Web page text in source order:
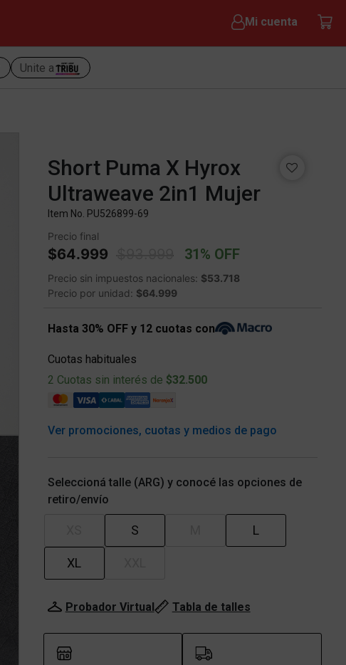
Mi cuenta
Unite a
Short Puma X Hyrox
Ultraweave 2in1 Mujer
Item No. PU526899-69
Precio final
$64.999 Price reduced from
$93.999 31% OFF
Precio sin impuestos nacionales: $53.718
Precio por unidad: $64.999
Hasta 30% OFF y 12 cuotas con
Cuotas habituales
2 Cuotas sin interés de $32.500
Ver promociones, cuotas y medios de pago
Seleccioná talle (ARG) y conocé las opciones de
retiro/envío
S L
XL
Probador Virtual Tabla de talles